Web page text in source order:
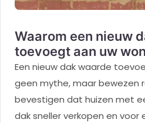
Waarom een nieuw
toevoegt aan uw
Een nieuw dak waarde
geen mythe, maar bewezen
bevestigen dat huizen met
dak sneller verkopen en voor